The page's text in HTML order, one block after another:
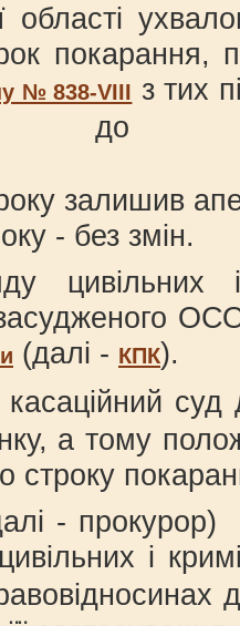
області
покарання,
№ 838-VІІІ з тих
залишив
- без змін.
(далі - КПК).
касаційний
а тому
прокурор)
і